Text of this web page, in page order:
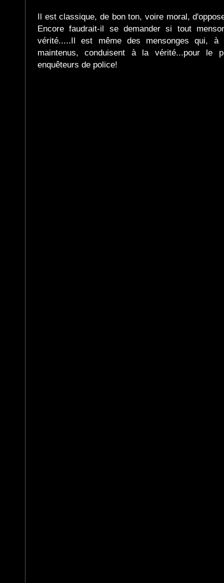
Il est classique, de bon ton, voire moral,
Encore faudrait-il se demander si tout
vérité.....Il est même des mensonges qui, à
maintenus, conduisent à la vérité...pour le
enquêteurs de police!